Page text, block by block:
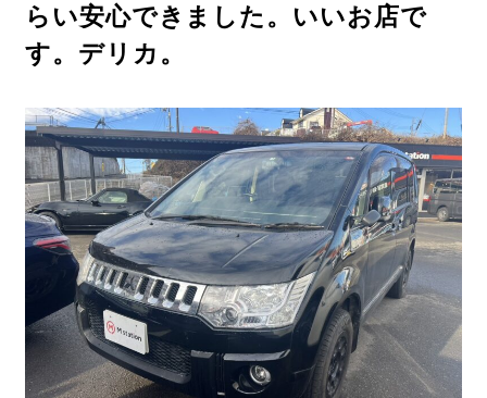
らい安心できました。いいお店で
す。デリカ。